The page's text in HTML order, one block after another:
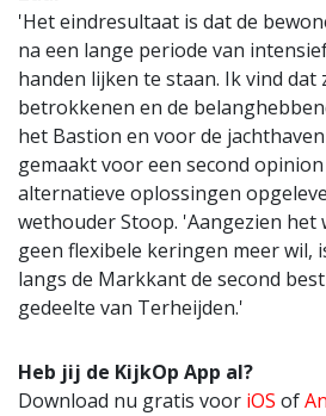
'Het eindresultaat is dat de
na een lange periode van
handen lijken te staan. Ik vind
betrokkenen en de
het Bastion en voor de
gemaakt voor een second
alternatieve oplossingen
wethouder Stoop. 'Aangezien het
geen flexibele keringen meer wil,
langs de Markkant de second
gedeelte van Terheijden.'
Heb jij de KijkOp App al?
Download nu gratis voor iOS of